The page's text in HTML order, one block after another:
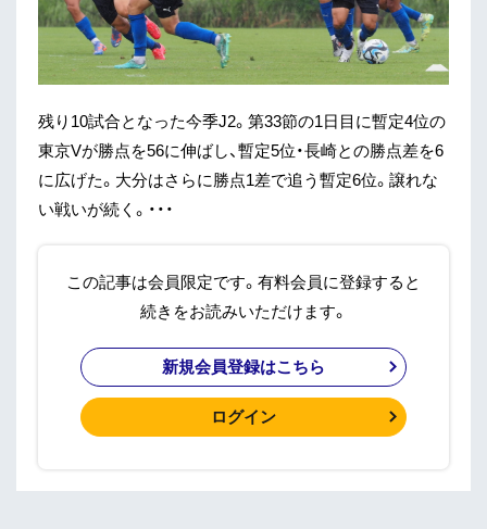
残り10試合となった今季J2。第33節の1日目に暫定4位の
東京Vが勝点を56に伸ばし、暫定5位・長崎との勝点差を6
に広げた。大分はさらに勝点1差で追う暫定6位。譲れな
い戦いが続く。・・・
この記事は会員限定です。有料会員に登録すると
続きをお読みいただけます。
新規会員登録はこちら
ログイン